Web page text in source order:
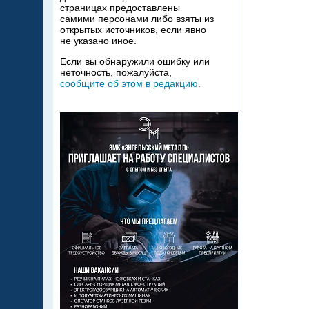
страницах предоставлены
самими персонами либо взяты из
открытых источников, если явно
не указано иное.
Если вы обнаружили ошибку или
неточность, пожалуйста,
сообщите об этом в редакцию